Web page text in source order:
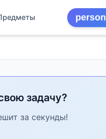
person
задачу?
за секунды!